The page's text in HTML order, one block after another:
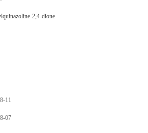
2,4-dione
11
07